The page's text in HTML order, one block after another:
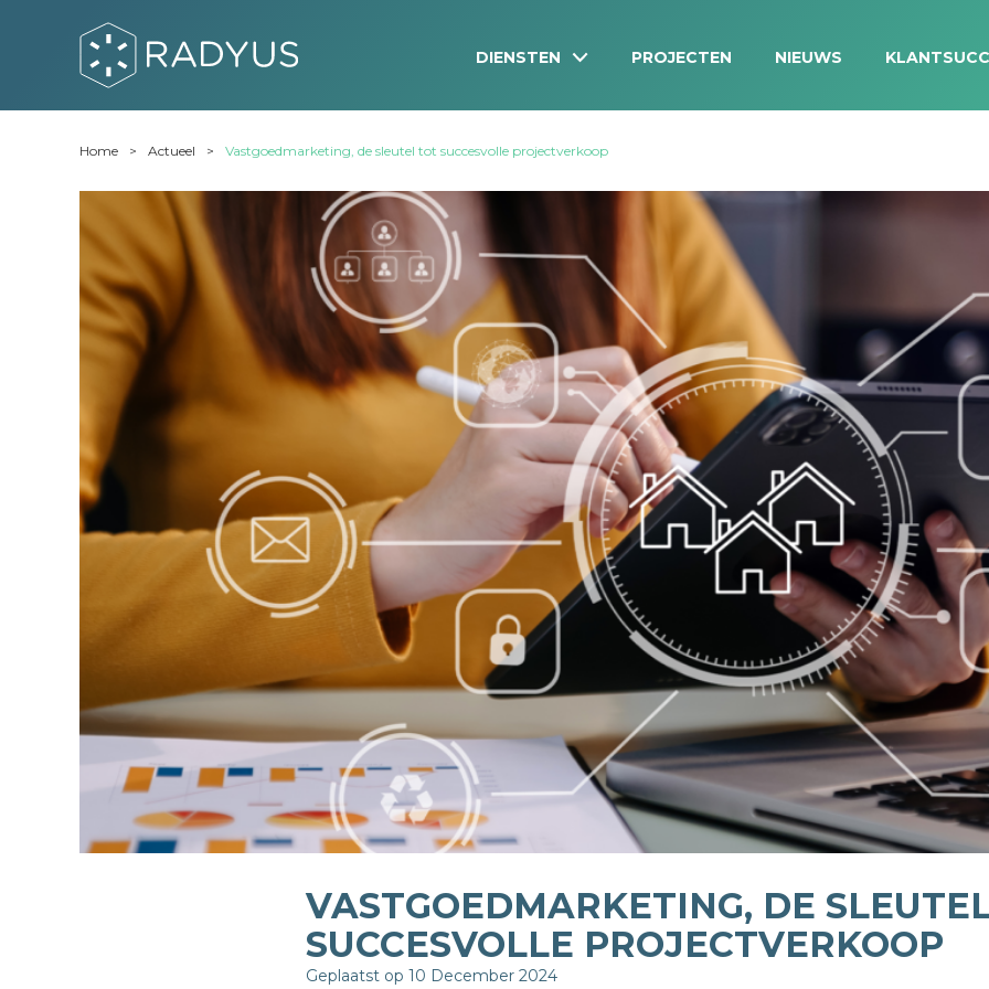
DIENSTEN PROJECTEN NIEUWS
Home Actueel Vastgoedmarketing, de sleutel tot succesvolle projectverkoop
VASTGOEDMARKETING, DE
SUCCESVOLLE PROJECTVERKOOP
Geplaatst op 10 December 2024